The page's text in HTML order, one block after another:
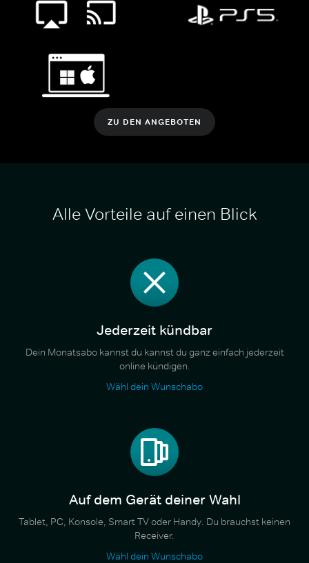
ZU DEN ANGEBOTEN
Alle Vorteile auf einen Blick
Jederzeit kündbar
Dein Monatsabo kannst du kannst du ganz einfach jederzeit
online kündigen.
Wähl dein Wunschabo
Auf dem Gerät deiner Wahl
Tablet, PC, Konsole, Smart TV oder Handy. Du brauchst keinen
Receiver.
Wähl dein Wunschabo